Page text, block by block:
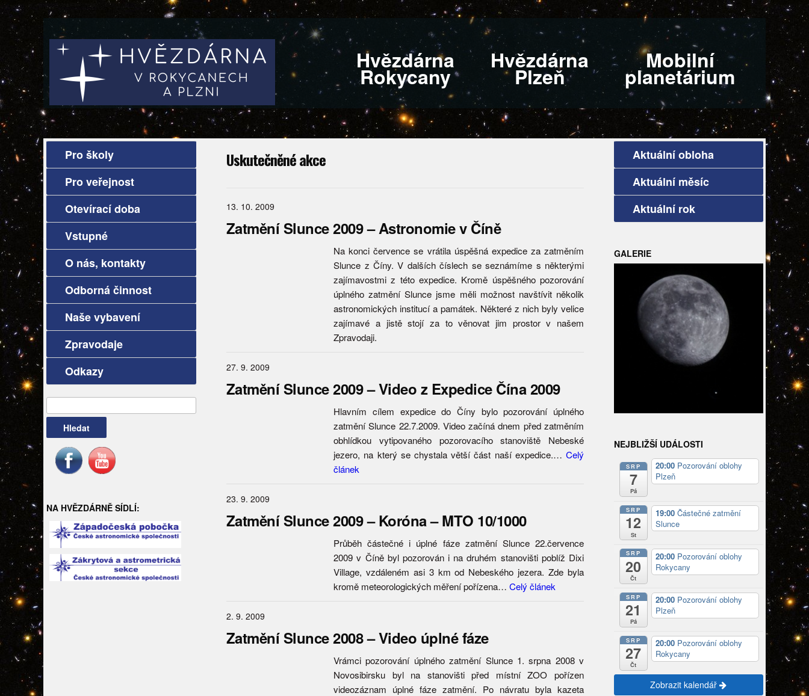
Hvězdárna
Rokycany
Hvězdárna
Plzeň
Mobilní
planetárium
Pro školy
Pro veřejnost
Otevírací doba
Vstupné
O nás, kontakty
Odborná činnost
Naše vybavení
Zpravodaje
Odkazy
NA HVĚZDÁRNĚ SÍDLÍ:
Uskutečněné akce
13. 10. 2009
Zatmění Slunce 2009 – Astronomie v Číně
Na konci července se vrátila úspěšná expedice za zatměním
Slunce z Číny. V dalších číslech se seznámíme s některými
zajímavostmi z této expedice. Kromě úspěšného pozorování
úplného zatmění Slunce jsme měli možnost navštívit několik
astronomických institucí a památek. Některé z nich byly velice
zajímavé a jistě stojí za to věnovat jim prostor v našem
Zpravodaji.
27. 9. 2009
Zatmění Slunce 2009 – Video z Expedice Čína 2009
Hlavním cílem expedice do Číny bylo pozorování úplného
zatmění Slunce 22.7.2009. Video začíná dnem před zatměním
obhlídkou vytipovaného pozorovacího stanoviště Nebeské
jezero, na který se chystala větší část naší expedice.… Celý
článek
23. 9. 2009
Zatmění Slunce 2009 – Koróna – MTO 10/1000
Průběh částečné i úplné fáze zatmění Slunce 22.července
2009 v Číně byl pozorován i na druhém stanovišti poblíž Dixi
Village, vzdáleném asi 3 km od Nebeského jezera. Zde byla
kromě meteorologických měření pořízena…Celý článek
2. 9. 2009
Zatmění Slunce 2008 – Video úplné fáze
Vrámci pozorování úplného zatmění Slunce 1. srpna 2008 v
Novosibirsku byl na stanovišti před místní ZOO pořízen
videozáznam úplné fáze zatmění. Po návratu byla kazeta
Aktuální obloha
Aktuální měsíc
Aktuální rok
GALERIE
NEJBLIŽŠÍ UDÁLOSTI
SRP
7
Pá
20:00 Pozorování oblohy
Plzeň
SRP
12
St
19:00 Částečné zatmění
Slunce
SRP
20
Čt
20:00 Pozorování oblohy
Rokycany
SRP
21
Pá
20:00 Pozorování oblohy
Plzeň
SRP
27
Čt
20:00 Pozorování oblohy
Rokycany
Zobrazit kalendář